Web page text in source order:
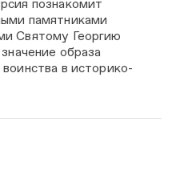
познакомит
памятниками
Святому Георгию
образа
в историко-